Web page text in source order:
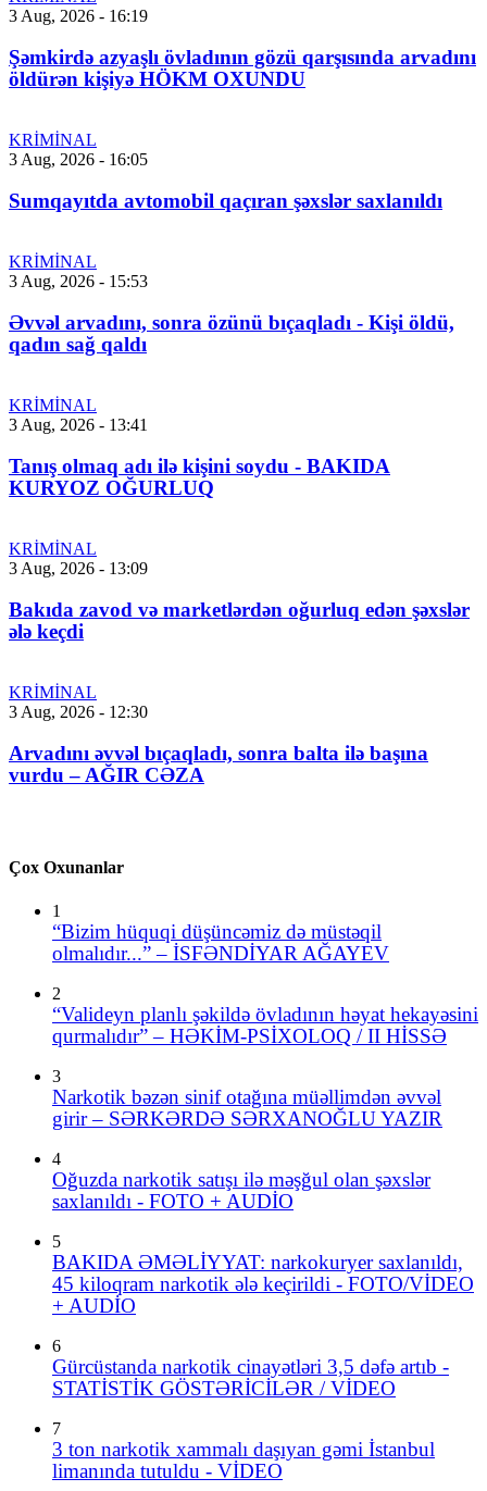
3 Aug, 2026 - 16:19
Şəmkirdə azyaşlı övladının gözü qarşısında arvadını
öldürən kişiyə HÖKM OXUNDU
KRİMİNAL
3 Aug, 2026 - 16:05
Sumqayıtda avtomobil qaçıran şəxslər saxlanıldı
KRİMİNAL
3 Aug, 2026 - 15:53
Əvvəl arvadını, sonra özünü bıçaqladı - Kişi öldü,
qadın sağ qaldı
KRİMİNAL
3 Aug, 2026 - 13:41
Tanış olmaq adı ilə kişini soydu - BAKIDA
KURYOZ OĞURLUQ
KRİMİNAL
3 Aug, 2026 - 13:09
Bakıda zavod və marketlərdən oğurluq edən şəxslər
ələ keçdi
KRİMİNAL
3 Aug, 2026 - 12:30
Arvadını əvvəl bıçaqladı, sonra balta ilə başına
vurdu – AĞIR CƏZA
Çox Oxunanlar
1
“Bizim hüquqi düşüncəmiz də müstəqil
olmalıdır...” – İSFƏNDİYAR AĞAYEV
2
“Valideyn planlı şəkildə övladının həyat hekayəsini
qurmalıdır” – HƏKİM-PSİXOLOQ / II HİSSƏ
3
Narkotik bəzən sinif otağına müəllimdən əvvəl
girir – SƏRKƏRDƏ SƏRXANOĞLU YAZIR
4
Oğuzda narkotik satışı ilə məşğul olan şəxslər
saxlanıldı - FOTO + AUDİO
5
BAKIDA ƏMƏLİYYAT: narkokuryer saxlanıldı,
45 kiloqram narkotik ələ keçirildi - FOTO/VİDEO
+ AUDİO
6
Gürcüstanda narkotik cinayətləri 3,5 dəfə artıb -
STATİSTİK GÖSTƏRİCİLƏR / VİDEO
7
3 ton narkotik xammalı daşıyan gəmi İstanbul
limanında tutuldu - VİDEO